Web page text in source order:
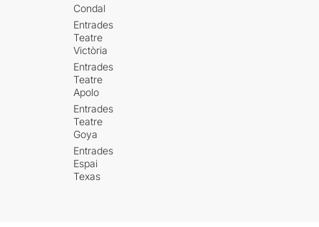
Condal
Entrades
Teatre
Victòria
Entrades
Teatre
Apolo
Entrades
Teatre
Goya
Entrades
Espai
Texas